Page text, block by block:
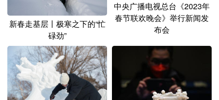
新春走基层丨极寒之下的“忙
碌劲”
中央广播电视总台《2023年
春节联欢晚会》举行新闻发
布会